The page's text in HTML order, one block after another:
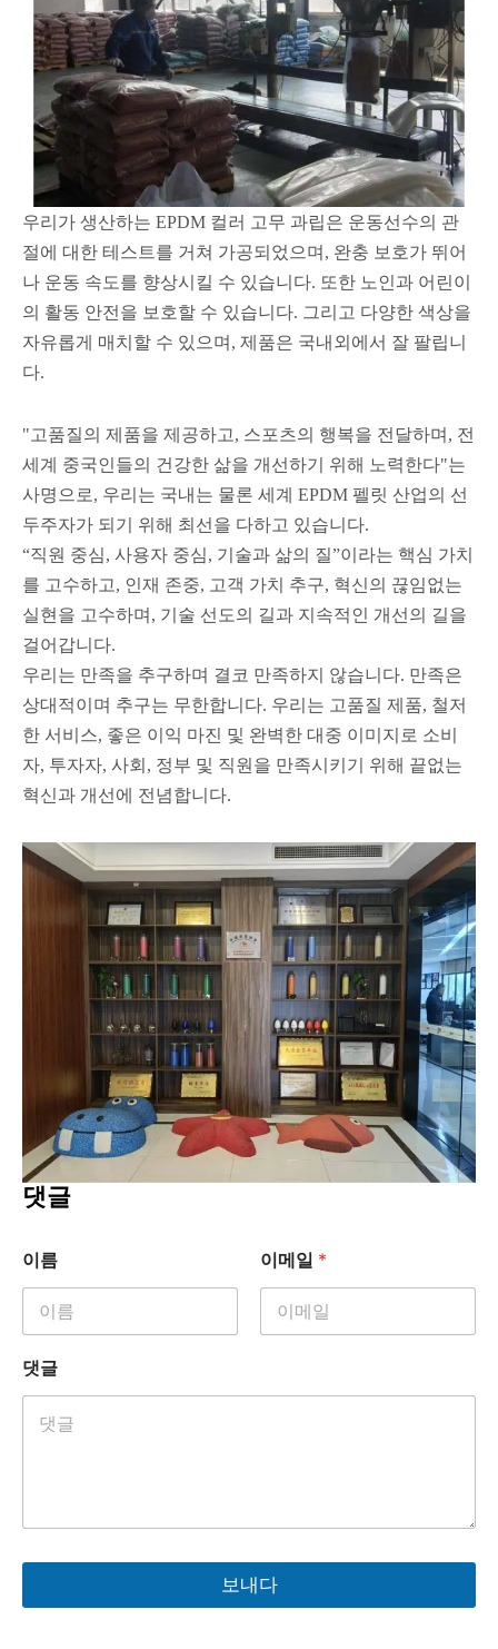
우리가 생산하는 EPDM 컬러 고무 과립은 운동선수의 관
절에 대한 테스트를 거쳐 가공되었으며, 완충 보호가 뛰어
나 운동 속도를 향상시킬 수 있습니다. 또한 노인과 어린이
의 활동 안전을 보호할 수 있습니다. 그리고 다양한 색상을
자유롭게 매치할 수 있으며, 제품은 국내외에서 잘 팔립니
다.
"고품질의 제품을 제공하고, 스포츠의 행복을 전달하며, 전
세계 중국인들의 건강한 삶을 개선하기 위해 노력한다"는
사명으로, 우리는 국내는 물론 세계 EPDM 펠릿 산업의 선
두주자가 되기 위해 최선을 다하고 있습니다.
“직원 중심, 사용자 중심, 기술과 삶의 질”이라는 핵심 가치
를 고수하고, 인재 존중, 고객 가치 추구, 혁신의 끊임없는
실현을 고수하며, 기술 선도의 길과 지속적인 개선의 길을
걸어갑니다.
우리는 만족을 추구하며 결코 만족하지 않습니다. 만족은
상대적이며 추구는 무한합니다. 우리는 고품질 제품, 철저
한 서비스, 좋은 이익 마진 및 완벽한 대중 이미지로 소비
자, 투자자, 사회, 정부 및 직원을 만족시키기 위해 끝없는
혁신과 개선에 전념합니다.
댓글
이름 이메일 *
댓글
보내다